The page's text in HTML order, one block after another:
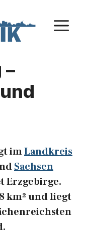
imLandkreis
Sachsen
Erzgebirge.
km² und liegt